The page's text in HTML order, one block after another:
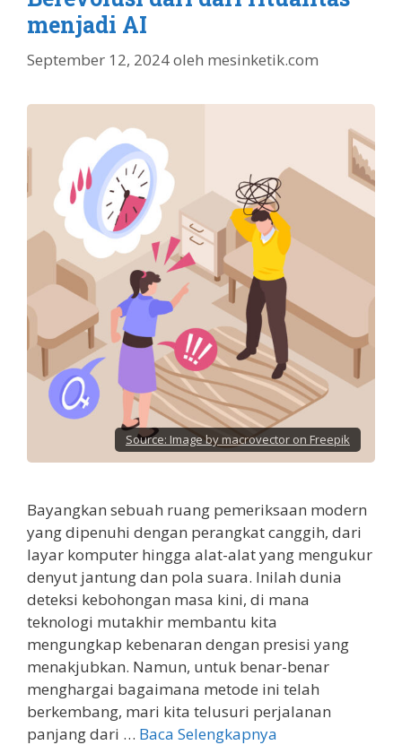
menjadi AI
September 12, 2024oleh mesinketik.com
Source: Image by macrovector on Freepik
Bayangkan sebuah ruang pemeriksaan modern
yang dipenuhi dengan perangkat canggih, dari
layar komputer hingga alat-alat yang mengukur
denyut jantung dan pola suara. Inilah dunia
deteksi kebohongan masa kini, di mana
teknologi mutakhir membantu kita
mengungkap kebenaran dengan presisi yang
menakjubkan. Namun, untuk benar-benar
menghargai bagaimana metode ini telah
berkembang, mari kita telusuri perjalanan
panjang dari … Baca Selengkapnya